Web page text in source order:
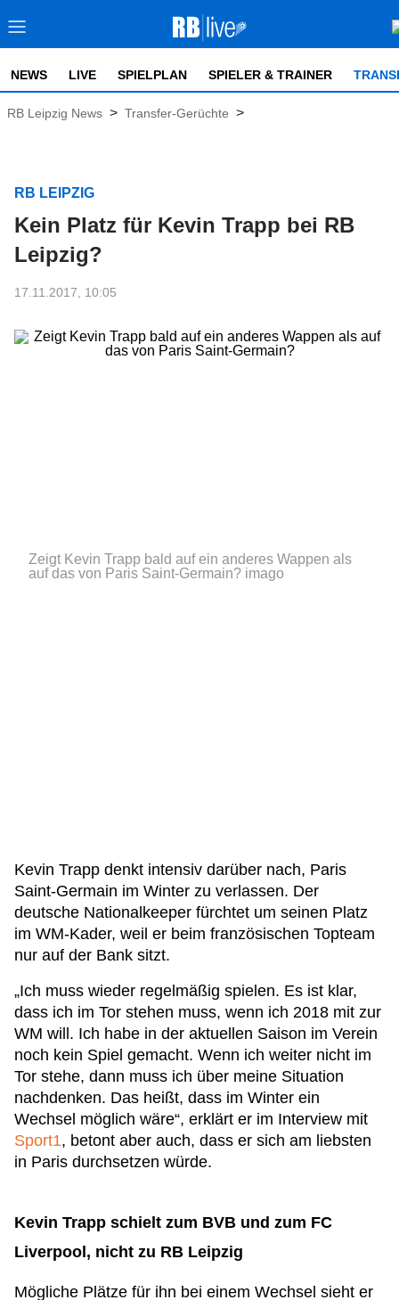
NEWS LIVE SPIELPLAN SPIELER & TRAINER
RB Leipzig News > Transfer-Gerüchte >
RB LEIPZIG
Kein Platz für Kevin Trapp bei RB
Leipzig?
17.11.2017, 10:05
Zeigt Kevin Trapp bald auf ein anderes Wappen als
auf das von Paris Saint-Germain? imago
Kevin Trapp denkt intensiv darüber nach, Paris
Saint-Germain im Winter zu verlassen. Der
deutsche Nationalkeeper fürchtet um seinen Platz
im WM-Kader, weil er beim französischen Topteam
nur auf der Bank sitzt.
„Ich muss wieder regelmäßig spielen. Es ist klar,
dass ich im Tor stehen muss, wenn ich 2018 mit zur
WM will. Ich habe in der aktuellen Saison im Verein
noch kein Spiel gemacht. Wenn ich weiter nicht im
Tor stehe, dann muss ich über meine Situation
nachdenken. Das heißt, dass im Winter ein
Wechsel möglich wäre“, erklärt er im Interview mit
Sport1, betont aber auch, dass er sich am liebsten
in Paris durchsetzen würde.
Kevin Trapp schielt zum BVB und zum FC
Liverpool, nicht zu RB Leipzig
Mögliche Plätze für ihn bei einem Wechsel sieht er